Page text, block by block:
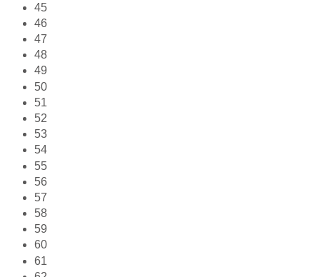
45
46
47
48
49
50
51
52
53
54
55
56
57
58
59
60
61